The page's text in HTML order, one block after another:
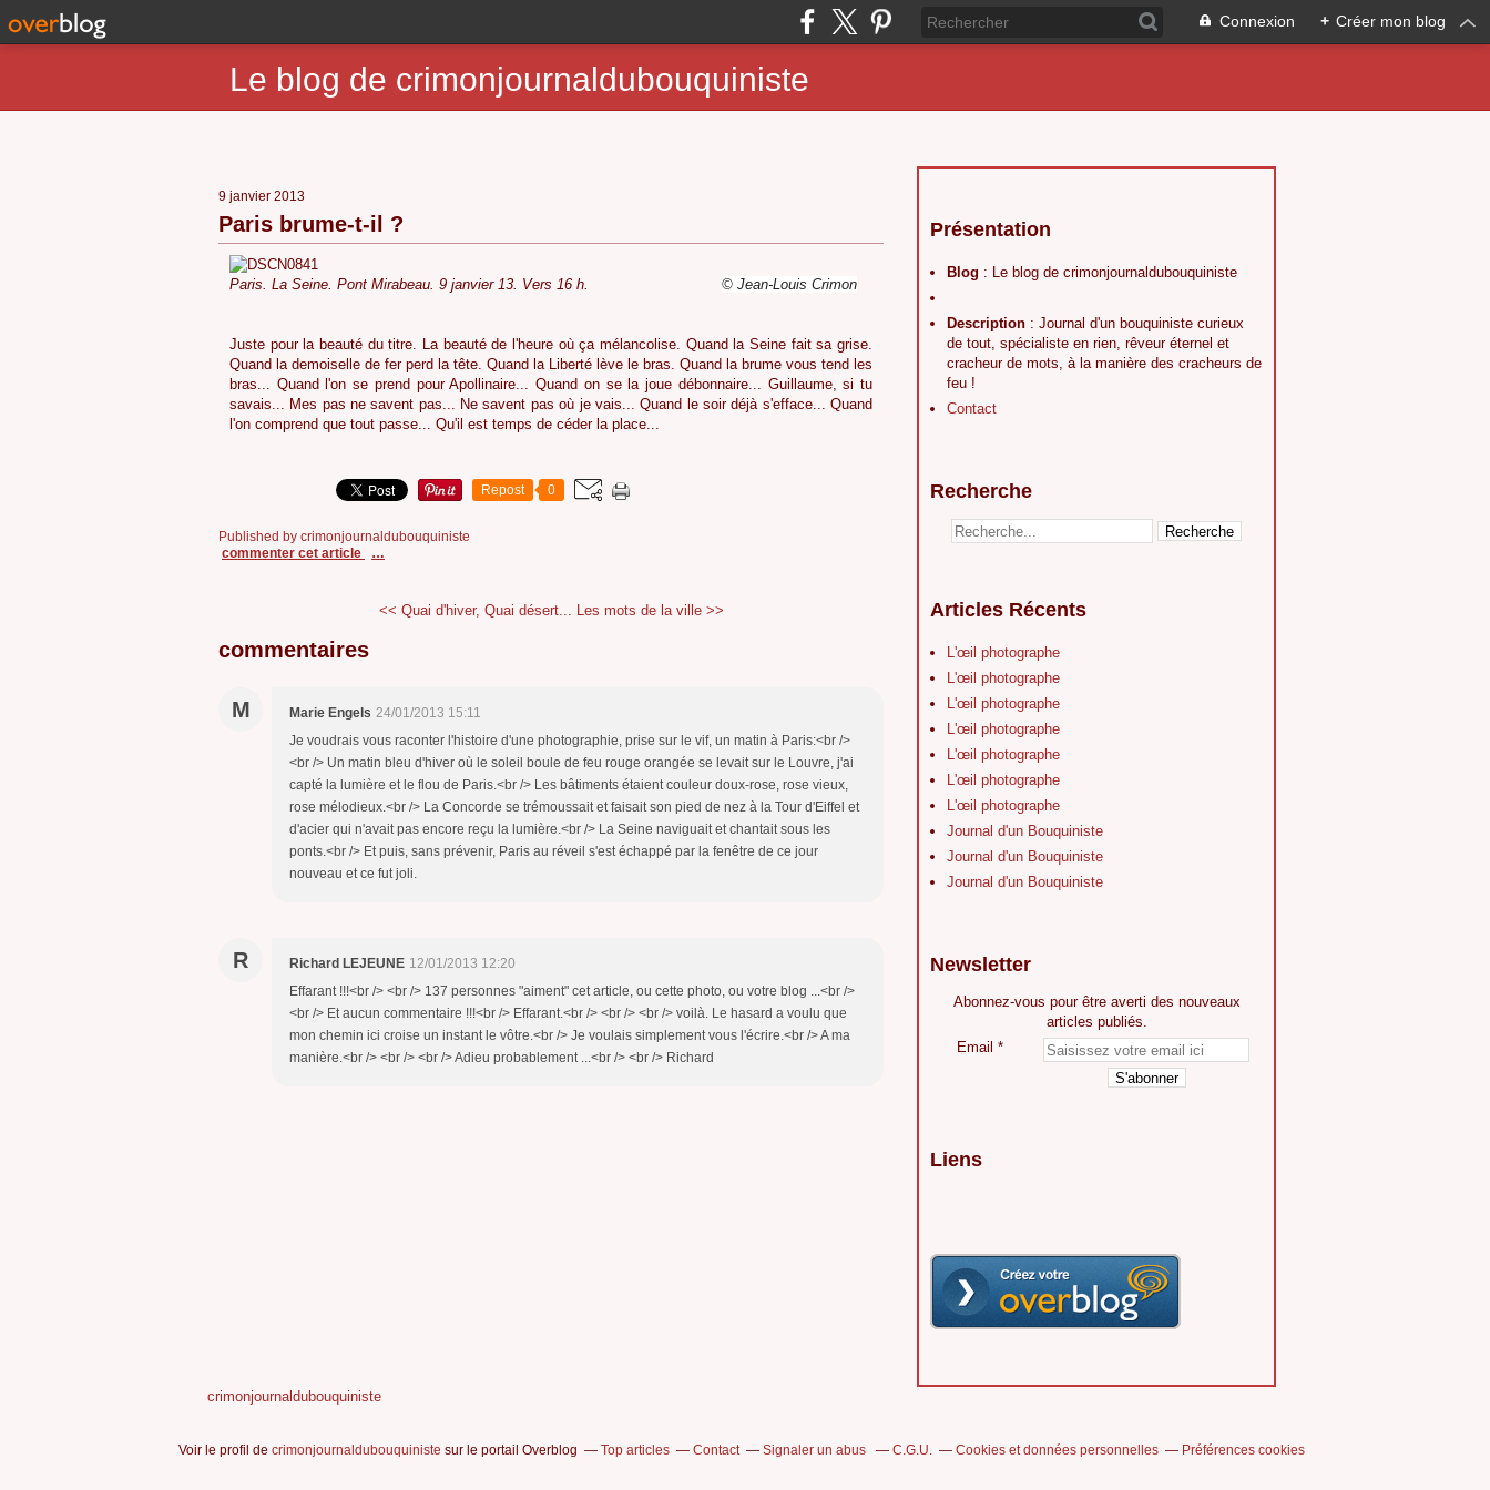
Connexion + Créer mon blog
Le blog de crimonjournaldubouquiniste
9 janvier 2013
Paris brume-t-il ?
Paris. La Seine. Pont Mirabeau. 9 janvier 13. Vers 16 h. © Jean-Louis Crimon
Juste pour la beauté du titre. La beauté de l'heure où ça mélancolise. Quand la Seine fait sa grise.
Quand la demoiselle de fer perd la tête. Quand la Liberté lève le bras. Quand la brume vous tend les
bras... Quand l'on se prend pour Apollinaire... Quand on se la joue débonnaire... Guillaume, si tu
savais... Mes pas ne savent pas... Ne savent pas où je vais... Quand le soir déjà s'efface... Quand
l'on comprend que tout passe... Qu'il est temps de céder la place...
Repost 0
Published by crimonjournaldubouquiniste
commenter cet article
…
<< Quai d'hiver, Quai désert... Les mots de la ville >>
commentaires
M Marie Engels 24/01/2013 15:11
Je voudrais vous raconter l'histoire d'une photographie, prise sur le vif, un matin à Paris:<br />
<br /> Un matin bleu d'hiver où le soleil boule de feu rouge orangée se levait sur le Louvre, j'ai
capté la lumière et le flou de Paris.<br /> Les bâtiments étaient couleur doux-rose, rose vieux,
rose mélodieux.<br /> La Concorde se trémoussait et faisait son pied de nez à la Tour d'Eiffel et
d'acier qui n'avait pas encore reçu la lumière.<br /> La Seine naviguait et chantait sous les
ponts.<br /> Et puis, sans prévenir, Paris au réveil s'est échappé par la fenêtre de ce jour
nouveau et ce fut joli.
R Richard LEJEUNE 12/01/2013 12:20
Effarant !!!<br /> <br /> 137 personnes "aiment" cet article, ou cette photo, ou votre blog ...<br />
<br /> Et aucun commentaire !!!<br /> Effarant.<br /> <br /> <br /> voilà. Le hasard a voulu que
mon chemin ici croise un instant le vôtre.<br /> Je voulais simplement vous l'écrire.<br /> A ma
manière.<br /> <br /> <br /> Adieu probablement ...<br /> <br /> Richard
Présentation
Blog : Le blog de crimonjournaldubouquiniste
Description : Journal d'un bouquiniste curieux
de tout, spécialiste en rien, rêveur éternel et
cracheur de mots, à la manière des cracheurs de
feu !
Contact
Recherche
Articles Récents
L'œil photographe
L'œil photographe
L'œil photographe
L'œil photographe
L'œil photographe
L'œil photographe
L'œil photographe
Journal d'un Bouquiniste
Journal d'un Bouquiniste
Journal d'un Bouquiniste
Newsletter
Abonnez-vous pour être averti des nouveaux
articles publiés.
Email
Liens
crimonjournaldubouquiniste
Voir le profil de crimonjournaldubouquiniste sur le portail Overblog Top articles Contact Signaler un abus C.G.U. Cookies et données personnelles Préférences cookies